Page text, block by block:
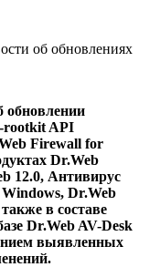
об обновлениях
обновлении
rootkit API
Firewall for
Dr.Web
12.0, Антивирус
Dr.Web
в составе
Dr.Web AV-Desk
выявленных